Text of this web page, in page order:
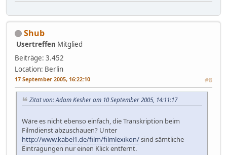
Shub
Usertreffen Mitglied
Beiträge: 3.452
Location: Berlin
17 September 2005, 16:22:10 #8
Zitat von: Adam Kesher am 10 September 2005, 14:11:17
Wäre es nicht ebenso einfach, die Transkription beim
Filmdienst abzuschauen? Unter
http://www.kabel1.de/film/filmlexikon/sind sämtliche
Eintragungen nur einen Klick entfernt.